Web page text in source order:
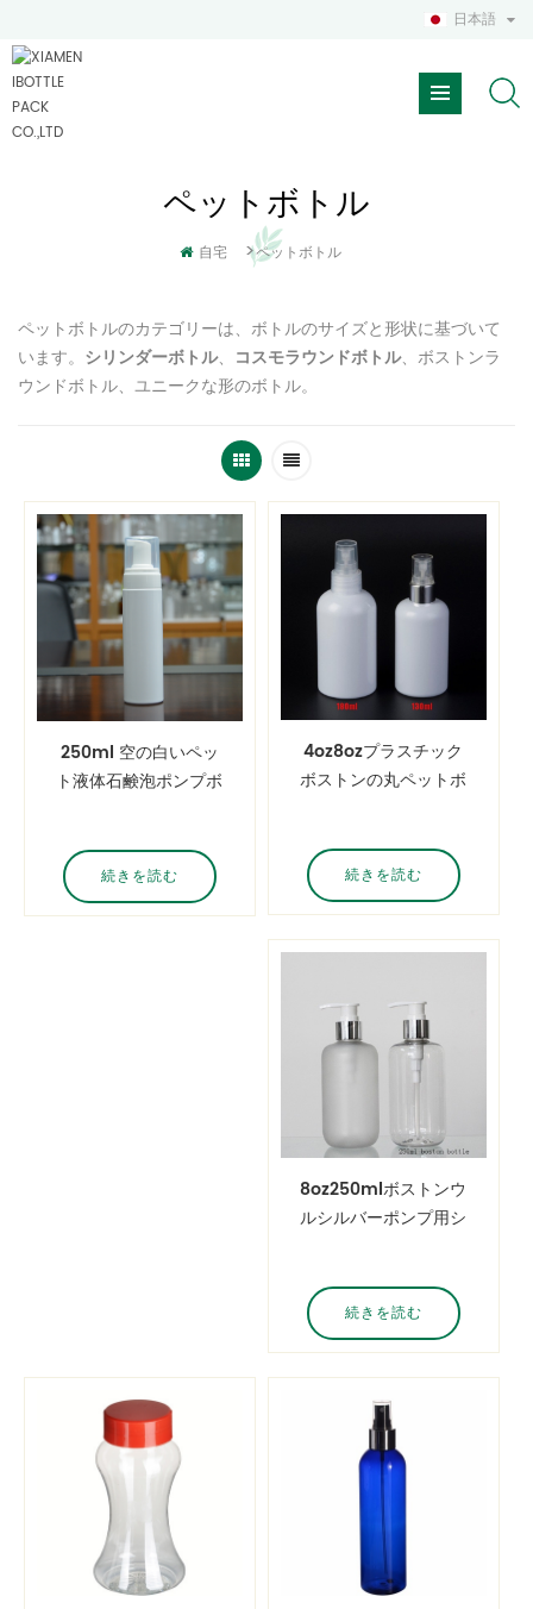
日本語
ペットボトル
自宅 >ペットボトル
ペットボトルのカテゴリーは、ボトルのサイズと形状に基づいて
います。
シリンダーボトル、 コスモラウンドボトル、ボストンラ
ウンドボトル、ユニークな形のボトル。
250ml 空の白いペッ
ト液体石鹸泡ポンプボ
トル
続きを読む
4oz8ozプラスチック
ボストンの丸ペットボ
続きを読む
8oz250mlボストンウ
ルシルバーポンプ用シ
続きを読む